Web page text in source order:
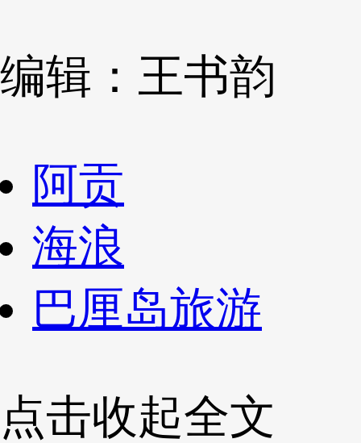
编辑：王书韵
阿贡
海浪
巴厘岛旅游
点击收起全文